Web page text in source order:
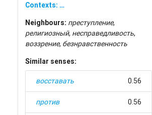
Contexts: …
Neighbours: преступление,
религиозный, несправедливость,
воззрение, безнравственность
Similar senses:
восставать 0.56
против 0.56